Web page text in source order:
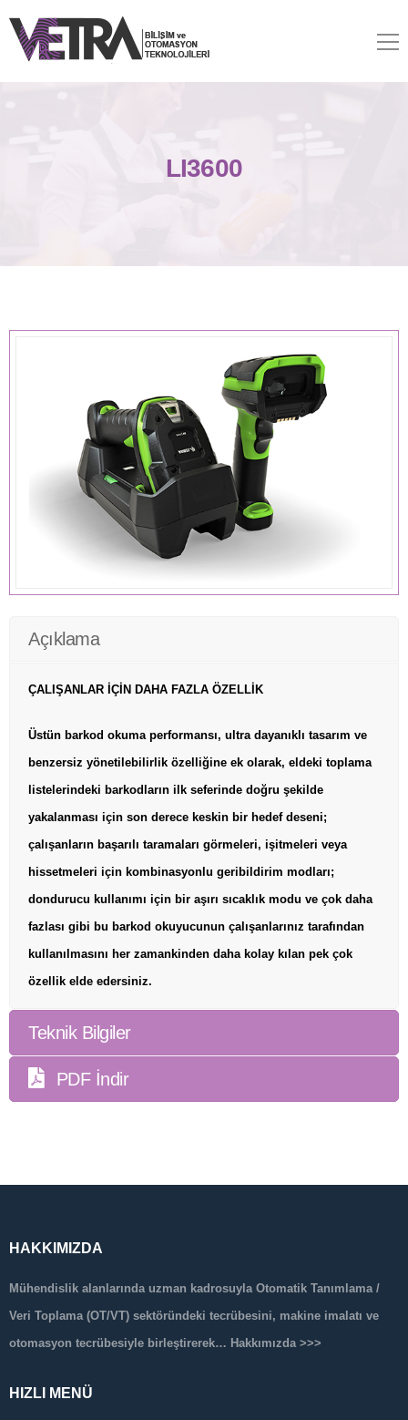
LI3600
Açıklama
ÇALIŞANLAR İÇİN DAHA FAZLA ÖZELLİK
Üstün barkod okuma performansı, ultra dayanıklı tasarım ve
benzersiz yönetilebilirlik özelliğine ek olarak, eldeki toplama
listelerindeki barkodların ilk seferinde doğru şekilde
yakalanması için son derece keskin bir hedef deseni;
çalışanların başarılı taramaları görmeleri, işitmeleri veya
hissetmeleri için kombinasyonlu geribildirim modları;
dondurucu kullanımı için bir aşırı sıcaklık modu ve çok daha
fazlası gibi bu barkod okuyucunun çalışanlarınız tarafından
kullanılmasını her zamankinden daha kolay kılan pek çok
özellik elde edersiniz.
Teknik Bilgiler
PDF İndir
HAKKIMIZDA
Mühendislik alanlarında uzman kadrosuyla Otomatik Tanımlama /
Veri Toplama (OT/VT) sektöründeki tecrübesini, makine imalatı ve
otomasyon tecrübesiyle birleştirerek… Hakkımızda >>>
HIZLI MENÜ